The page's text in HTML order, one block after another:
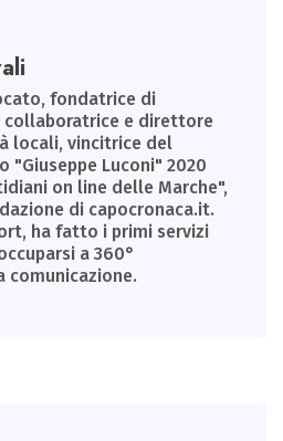
fondatrice di
collaboratrice e direttore
locali, vincitrice del
"Giuseppe Luconi" 2020
on line delle Marche",
di capocronaca.it.
ha fatto i primi servizi
a 360°